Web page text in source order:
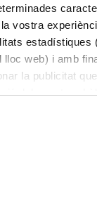
vostra
estadístiques
lloc web) i amb
la publicitat
dels vostres
de galetes del